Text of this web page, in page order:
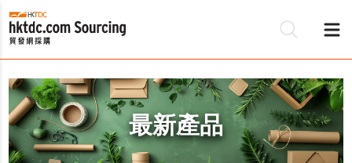
最新產品